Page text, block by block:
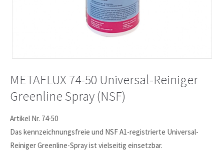
METAFLUX 74-50 Universal-Reiniger
Greenline Spray (NSF)
Artikel Nr. 74-50
Das kennzeichnungsfreie und NSF A1-registrierte Universal-
Reiniger Greenline-Spray ist vielseitig einsetzbar.